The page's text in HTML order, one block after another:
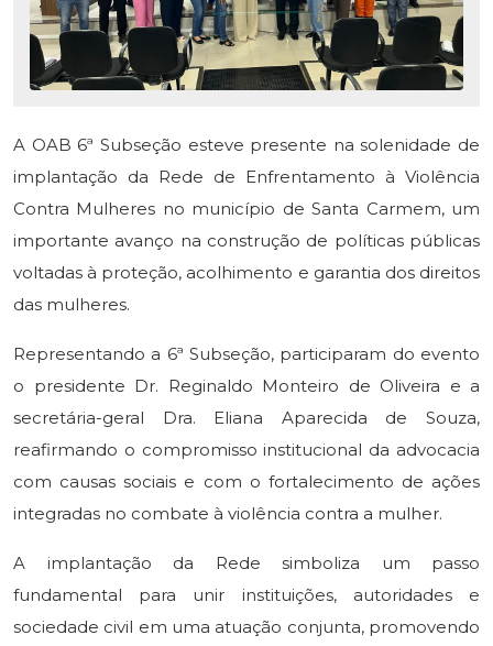
A OAB 6ª Subseção esteve presente na solenidade de
implantação da Rede de Enfrentamento à Violência
Contra Mulheres no município de Santa Carmem, um
importante avanço na construção de políticas públicas
voltadas à proteção, acolhimento e garantia dos direitos
das mulheres.
Representando a 6ª Subseção, participaram do evento
o presidente Dr. Reginaldo Monteiro de Oliveira e a
secretária-geral Dra. Eliana Aparecida de Souza,
reafirmando o compromisso institucional da advocacia
com causas sociais e com o fortalecimento de ações
integradas no combate à violência contra a mulher.
A implantação da Rede simboliza um passo
fundamental para unir instituições, autoridades e
sociedade civil em uma atuação conjunta, promovendo